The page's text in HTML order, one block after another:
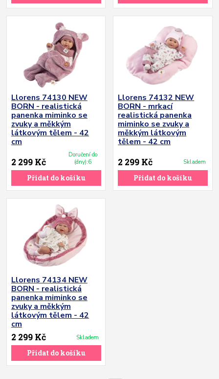
Llorens 74130 NEW
BORN - realistická
panenka miminko se
zvuky a měkkým
látkovým tělem - 42
cm
2 299 Kč
Doručení do
(dny):6
Přidat do košíku
Llorens 74132 NEW
BORN - mrkací
realistická panenka
miminko se zvuky a
měkkým látkovým
tělem - 42 cm
2 299 Kč Skladem
Přidat do košíku
Llorens 74134 NEW
BORN - realistická
panenka miminko se
zvuky a měkkým
látkovým tělem - 42
cm
2 299 Kč Skladem
Přidat do košíku